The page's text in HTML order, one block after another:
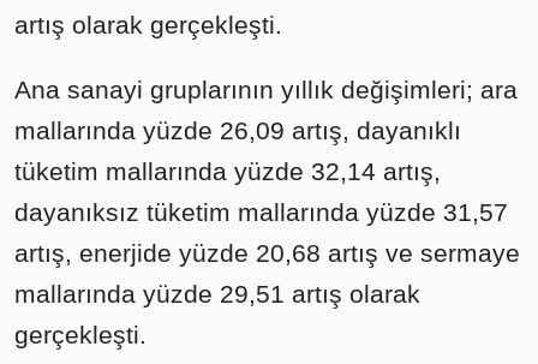
artış olarak gerçekleşti.
Ana sanayi gruplarının yıllık değişimleri; ara
mallarında yüzde 26,09 artış, dayanıklı
tüketim mallarında yüzde 32,14 artış,
dayanıksız tüketim mallarında yüzde 31,57
artış, enerjide yüzde 20,68 artış ve sermaye
mallarında yüzde 29,51 artış olarak
gerçekleşti.